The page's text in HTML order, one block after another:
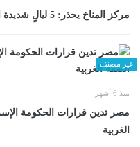
مركز المناخ يحذر: 5 ليالٍ شديدة البرودة حتى الأربعاء المقبل
غير مصنف
منذ 6 أشهر
مصر تدين قرارات الحكومة
الغربية